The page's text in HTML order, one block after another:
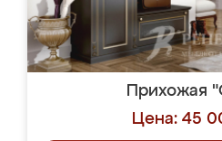
Прихожая
Цена: 45